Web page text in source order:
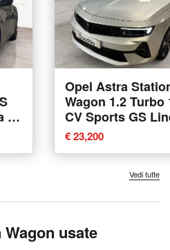
a
Opel Astra
Wagon 1.2 Turbo
CV Sports GS
nuova a
Garda
€ 23,200
Vedi tutte
usate